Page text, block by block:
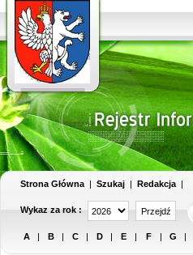
Strona Główna | Szukaj | Redakcja |
Wykaz za rok :
A | B | C | D | E | F | G |